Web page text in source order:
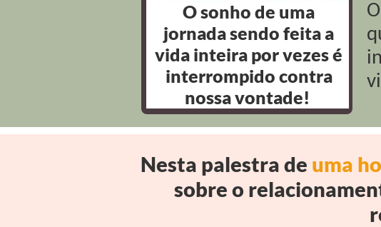
Nesta palestra de uma
sobre o
O sonho de uma
jornada sendo feita a
vida inteira por vezes é
interrompido contra
nossa vontade!